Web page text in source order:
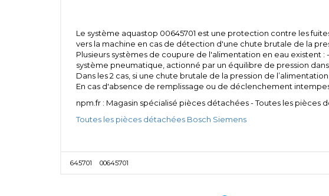
Le système aquastop 00645701 est une protection contre les
vers la machine en cas de détection d'une chute brutale de la
Plusieurs systèmes de coupure de l'alimentation en eau
système pneumatique, actionné par un équilibre de pression
Dans les 2 cas, si une chute brutale de la pression de
En cas d'absence de remplissage ou de déclenchement
npm.fr : Magasin spécialisé pièces détachées - Toutes les pièces
Toutes les pièces détachées Bosch Siemens
645701 00645701